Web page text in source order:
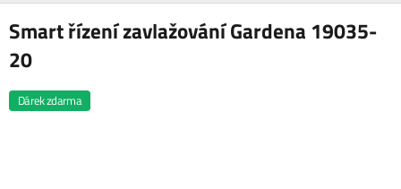
Smart řízení zavlažování Gardena 19035-
20
Dárek zdarma